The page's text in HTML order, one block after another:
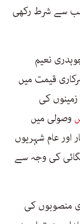
سے شرط رکھی
نعیم
قیمت میں
زمینوں کی
وصولی میں
اور عام شہریوں
کی وجہ سے
منصوبوں کی